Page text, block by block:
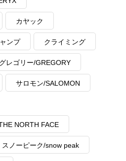
カヤック
ンプ クライミング
グレゴリー/GREGORY
サロモン/SALOMON
NORTH FACE
スノーピーク/snow peak